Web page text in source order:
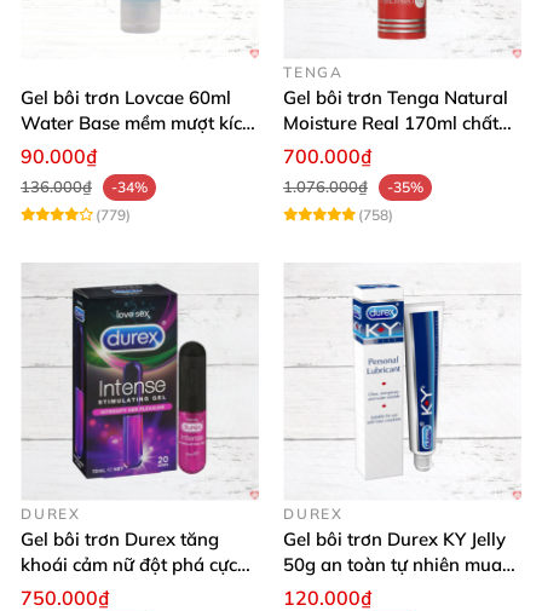
Gel bôi trơn Lovcae 60ml
Water Base mềm mượt kích
thích
90.000₫
136.000₫
-34%
(779)
TENGA
Gel bôi trơn Tenga Natural
Moisture Real 170ml chất
lượng cao mềm mượt an
700.000₫
1.076.000₫
-35%
(758)
DUREX
Gel bôi trơn Durex tăng
khoái cảm nữ đột phá cực
thích
750.000₫
DUREX
Gel bôi trơn Durex KY Jelly
50g an toàn tự nhiên mua
ngay
120.000₫